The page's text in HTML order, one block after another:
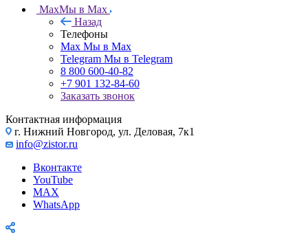
MaxМы в Max
Назад
Телефоны
Max Мы в Max
Telegram Мы в Telegram
8 800 600-40-82
+7 901 132-84-60
Заказать звонок
Контактная информация
г. Нижний Новгород, ул. Деловая, 7к1
info@zistor.ru
Вконтакте
YouTube
MAX
WhatsApp